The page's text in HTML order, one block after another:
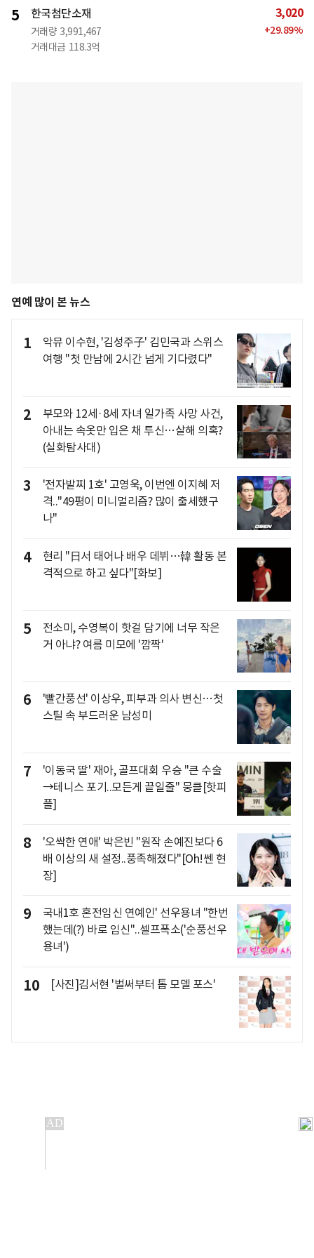
5 한국첨단소재
거래량 3,991,467
거래대금 118.3억
3,020
+29.89%
연예 많이 본 뉴스
1
악뮤 이수현, '김성주子' 김민국과 스위스
여행 "첫 만남에 2시간 넘게 기다렸다"
2
부모와 12세·8세 자녀 일가족 사망 사건,
아내는 속옷만 입은 채 투신…살해 의혹?
(실화탐사대)
3
'전자발찌 1호' 고영욱, 이번엔 이지혜 저
격.."49평이 미니멀리즘? 많이 출세했구
나"
4
현리 "日서 태어나 배우 데뷔…韓 활동 본
격적으로 하고 싶다"[화보]
5
전소미, 수영복이 핫걸 담기에 너무 작은
거 아냐? 여름 미모에 '깜짝'
6
'빨간풍선' 이상우, 피부과 의사 변신…첫
스틸 속 부드러운 남성미
7
'이동국 딸' 재아, 골프대회 우승 "큰 수술
→테니스 포기..모든게 끝일줄" 뭉클[핫피
플]
8
'오싹한 연애' 박은빈 "원작 손예진보다 6
배 이상의 새 설정..풍족해졌다"[Oh!쎈 현
장]
9
국내1호 혼전임신 연예인' 선우용녀 "한번
했는데(?) 바로 임신"..셀프폭소('순풍선우
용녀')
10 [사진]김서현 '벌써부터 톱 모델 포스'